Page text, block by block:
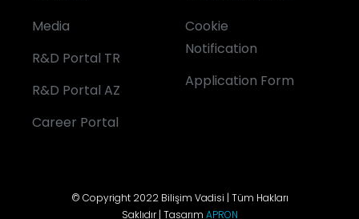
Media
R&D Portal TR
R&D Portal AZ
Career Portal
Cookie
Notification
Application Form
© Copyright 2022 Bilişim Vadisi | Tüm Hakları
Saklıdır | Tasarım APRON